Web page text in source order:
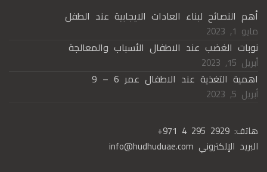
أهم النصائح لبناء العادات الايجابية عند الطفل
مايو 1, 2023
نوبات الغضب عند الاطفال الأسباب والمعالجة
أبريل 15, 2023
اهمية التغذية عند الاطفال عمر 6 – 9
أبريل 5, 2023
هاتف: +971 4 295 2929
البريد الإلكتروني info@hudhuduae.com